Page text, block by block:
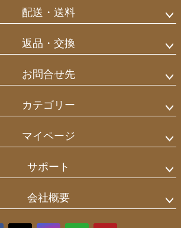
配送・送料
返品・交換
お問合せ先
カテゴリー
マイページ
サポート
会社概要